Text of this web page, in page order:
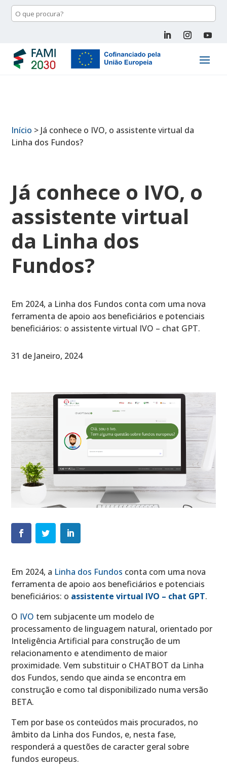
Início > Já conhece o IVO, o assistente virtual da
Linha dos Fundos?
Já conhece o IVO, o
assistente virtual
da Linha dos
Fundos?
Em 2024, a Linha dos Fundos conta com uma nova
ferramenta de apoio aos beneficiários e potenciais
beneficiários: o assistente virtual IVO – chat GPT.
31 de Janeiro, 2024
Em 2024, a Linha dos Fundos conta com uma nova
ferramenta de apoio aos beneficiários e potenciais
beneficiários: o assistente virtual IVO – chat GPT.
O IVO tem subjacente um modelo de
processamento de linguagem natural, orientado por
Inteligência Artificial para construção de um
relacionamento e atendimento de maior
proximidade. Vem substituir o CHATBOT da Linha
dos Fundos, sendo que ainda se encontra em
construção e como tal disponibilizado numa versão
BETA.
Tem por base os conteúdos mais procurados, no
âmbito da Linha dos Fundos, e, nesta fase,
responderá a questões de caracter geral sobre
fundos europeus.